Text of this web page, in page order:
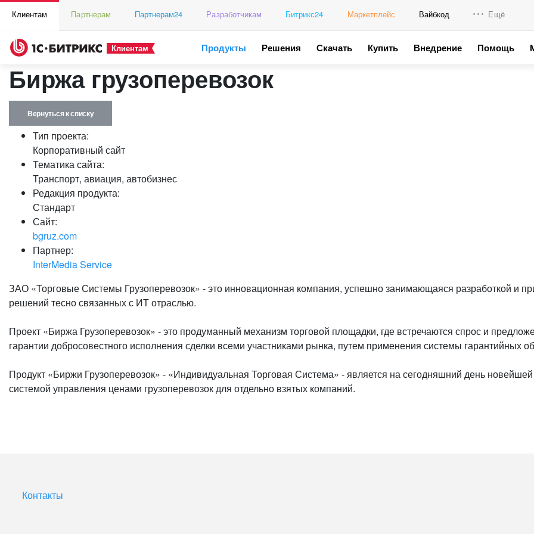
Клиентам Партнерам Партнерам24 Разработчикам Битрикс24 Маркетплейс Вайбкод Ещё
Клиентам Продукты Решения Скачать Купить Внедрение Помощь
Биржа грузоперевозок
Вернуться к списку
Тип проекта:
Корпоративный сайт
Тематика сайта:
Транспорт, авиация, автобизнес
Редакция продукта:
Стандарт
Сайт:
bgruz.com
Партнер:
InterMedia Service
ЗАО «Торговые Системы Грузоперевозок» - это инновационная компания, успешно занимающаяся разработкой и
решений тесно связанных с ИТ отраслью.
Проект «Биржа Грузоперевозок» - это продуманный механизм торговой площадки, где встречаются спрос и
гарантии добросовестного исполнения сделки всеми участниками рынка, путем применения системы гарантийных
Продукт «Биржи Грузоперевозок» - «Индивидуальная Торговая Система» - является на сегодняшний день
системой управления ценами грузоперевозок для отдельно взятых компаний.
Контакты